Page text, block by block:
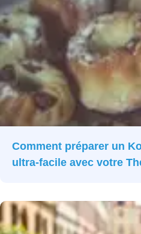
Comment préparer un
ultra-facile avec votre